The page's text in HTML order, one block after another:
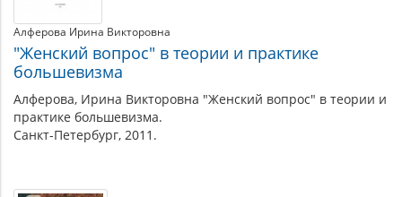
Алферова Ирина Викторовна
"Женский вопрос" в теории и практике
большевизма
Алферова, Ирина Викторовна "Женский вопрос" в теории и
практике большевизма.
Санкт-Петербург, 2011.